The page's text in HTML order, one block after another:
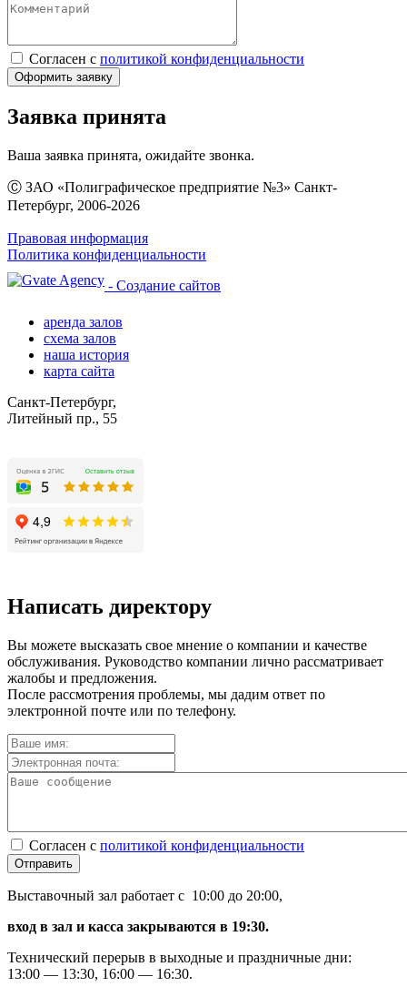
Согласен с политикой конфиденциальности
Оформить заявку
Заявка принята
Ваша заявка принята, ожидайте звонка.
Ⓒ ЗАО «Полиграфическое предприятие №3» Санкт-
Петербург, 2006-2026
Правовая информация
Политика конфиденциальности
- Создание сайтов
аренда залов
схема залов
наша история
карта сайта
Санкт-Петербург,
Литейный пр., 55
Написать директору
Вы можете высказать свое мнение о компании и качестве
обслуживания. Руководство компании лично рассматривает
жалобы и предложения.
После рассмотрения проблемы, мы дадим ответ по
электронной почте или по телефону.
Согласен с политикой конфиденциальности
Отправить
Выставочный зал работает с 10:00 до 20:00,
вход в зал и касса закрываются в 19:30.
Технический перерыв в выходные и праздничные дни:
13:00 — 13:30, 16:00 — 16:30.